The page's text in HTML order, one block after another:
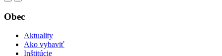
Obec
Aktuality
Ako vybaviť
Inštitúcie